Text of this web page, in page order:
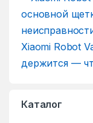
Xiaomi Robot
держится —
Каталог